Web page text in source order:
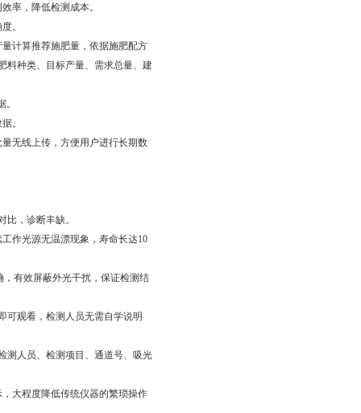
率，降低检测成本。
。
计算推荐施肥量，依据施肥配方
料种类、目标产量、需求总量、建
。
无线上传，方便用户进行长期数
，诊断丰缺。
作光源无温漂现象，寿命长达10
有效屏蔽外光干扰，保证检测结
可观看，检测人员无需自学说明
测人员、检测项目、通道号、吸光
大程度降低传统仪器的繁琐操作